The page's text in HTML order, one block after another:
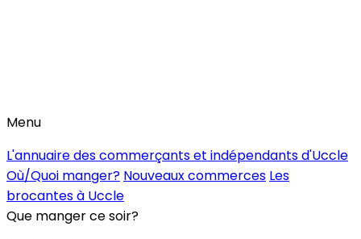
Menu
L'annuaire des commerçants et indépendants d'Uccle
Où/Quoi manger? Nouveaux commerces Les
brocantes à Uccle
Que manger ce soir?